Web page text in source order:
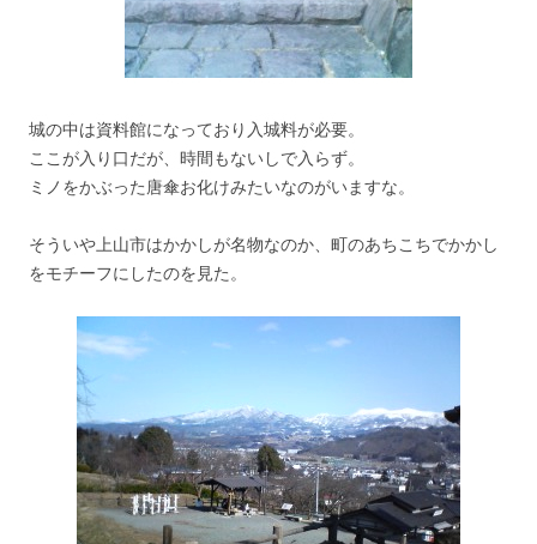
城の中は資料館になっており入城料が必要。
ここが入り口だが、時間もないしで入らず。
ミノをかぶった唐傘お化けみたいなのがいますな。
そういや上山市はかかしが名物なのか、町のあちこちでかかし
をモチーフにしたのを見た。